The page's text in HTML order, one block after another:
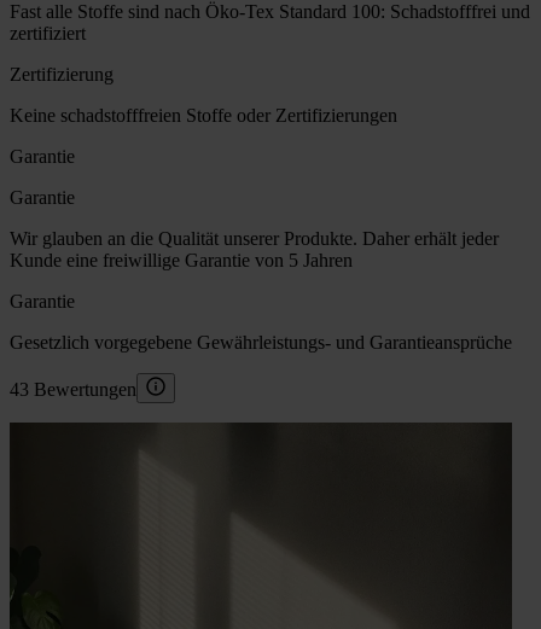
Fast alle Stoffe sind nach Öko-Tex Standard 100: Schadstofffrei und
zertifiziert
Zertifizierung
Keine schadstofffreien Stoffe oder Zertifizierungen
Garantie
Garantie
Wir glauben an die Qualität unserer Produkte. Daher erhält jeder
Kunde eine freiwillige Garantie von 5 Jahren
Garantie
Gesetzlich vorgegebene Gewährleistungs- und Garantieansprüche
43 Bewertungen